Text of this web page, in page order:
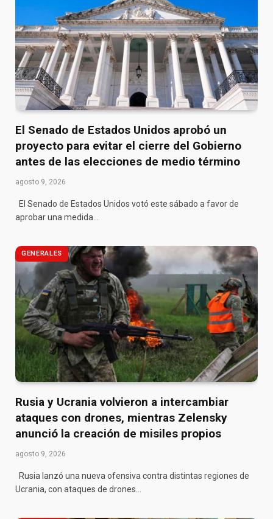
El Senado de Estados Unidos aprobó un
proyecto para evitar el cierre del Gobierno
antes de las elecciones de medio término
agosto 9, 2026
El Senado de Estados Unidos votó este sábado a favor de
aprobar una medida…
GENERALES
Rusia y Ucrania volvieron a intercambiar
ataques con drones, mientras Zelensky
anunció la creación de misiles propios
agosto 9, 2026
Rusia lanzó una nueva ofensiva contra distintas regiones de
Ucrania, con ataques de drones…